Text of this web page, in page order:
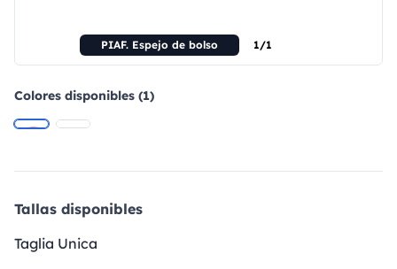
PIAF. Espejo de bolso 1/1
Colores disponibles (1)
Tallas disponibles
Taglia Unica